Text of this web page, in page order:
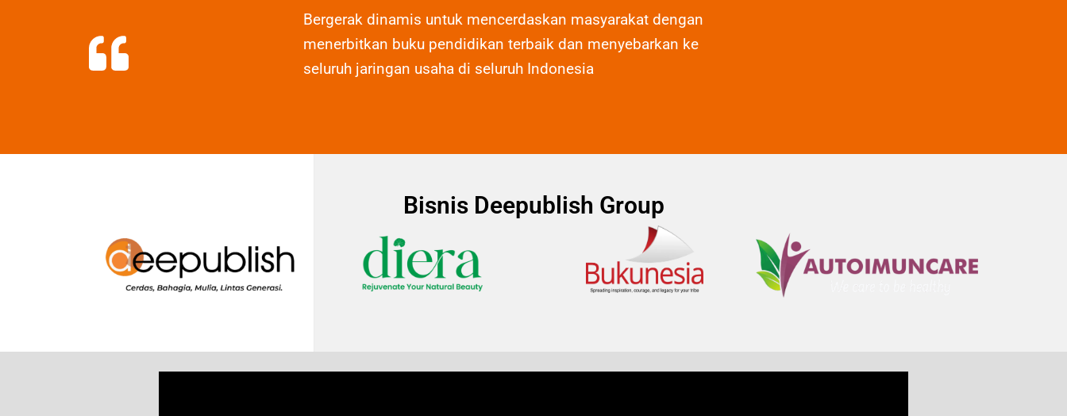
Bergerak dinamis untuk mencerdaskan masyarakat dengan
menerbitkan buku pendidikan terbaik dan menyebarkan ke
seluruh jaringan usaha di seluruh Indonesia
Bisnis Deepublish Group